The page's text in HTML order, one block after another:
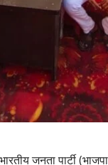
जनता पार्टी